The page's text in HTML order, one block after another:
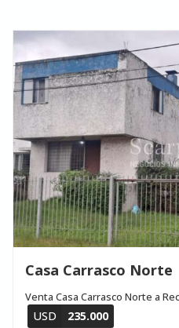
Casa Carrasco Norte
Venta Casa Carrasco Norte a
USD 235.000